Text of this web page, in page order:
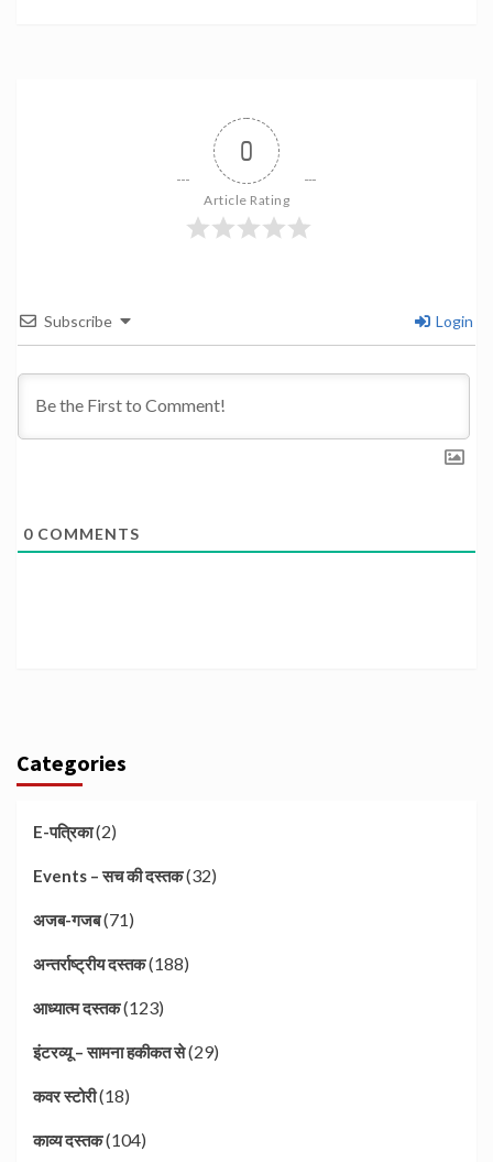
0
Article Rating
Subscribe Login
0 COMMENTS
Categories
E-पत्रिका(2)
Events – सच की दस्तक(32)
अजब-गजब(71)
अन्तर्राष्ट्रीय दस्तक(188)
आध्यात्म दस्तक(123)
इंटरव्यू – सामना हकीकत से(29)
कवर स्टोरी(18)
काव्य दस्तक(104)